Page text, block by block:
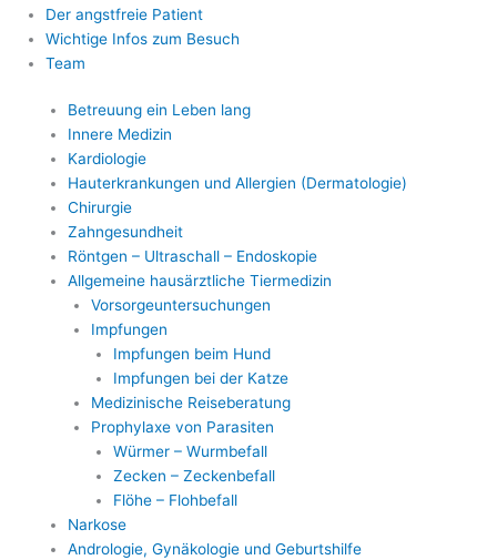
Der angstfreie Patient
Wichtige Infos zum Besuch
Team
Betreuung ein Leben lang
Innere Medizin
Kardiologie
Hauterkrankungen und Allergien (Dermatologie)
Chirurgie
Zahngesundheit
Röntgen – Ultraschall – Endoskopie
Allgemeine hausärztliche Tiermedizin
Vorsorgeuntersuchungen
Impfungen
Impfungen beim Hund
Impfungen bei der Katze
Medizinische Reiseberatung
Prophylaxe von Parasiten
Würmer – Wurmbefall
Zecken – Zeckenbefall
Flöhe – Flohbefall
Narkose
Andrologie, Gynäkologie und Geburtshilfe